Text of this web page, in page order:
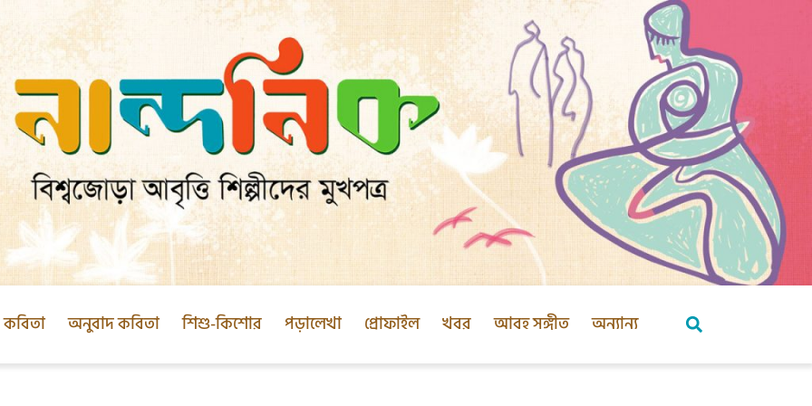
কবিতা অনুবাদ কবিতা শিশু-কিশোর পড়ালেখা প্রোফাইল খবর আবহ সঙ্গীত অন্যান্য